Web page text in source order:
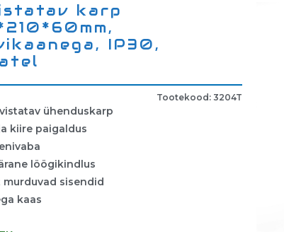
karp
IP30,
Tootekood: 3204T
ühenduskarp
kiire paigaldus
löögikindlus
murduvad sisendid
kaas